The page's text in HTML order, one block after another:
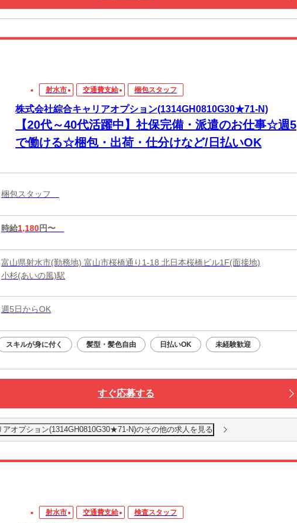
射水市 交通費支給 梱包スタッフ
株式会社綜合キャリアオプション(1314GH0810G30★71-N)
【20代～40代活躍中】社保完備・派遣のお仕事☆週5
で働ける☆梱包・出荷・仕分けなど/日払いOK
梱包スタッフ
時給1,180円〜
富山県射水市(勤務地) 富山市桜橋通り1-18 北日本桜橋ビル1F(面接地)
小杉(あいの風)駅
週5日からOK
スキルが身に付く 髪型・髪色自由 日払いOK 未経験歓迎
すぐ応募する
アオプション(1314GH0810G30★71-N)のその他の求人を見る
射水市 交通費支給 検査スタッフ